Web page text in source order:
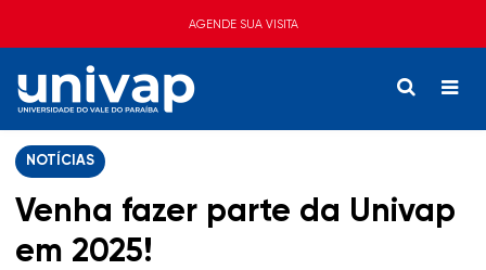
AGENDE SUA VISITA
NOTÍCIAS
Venha fazer parte da Univap
em 2025!